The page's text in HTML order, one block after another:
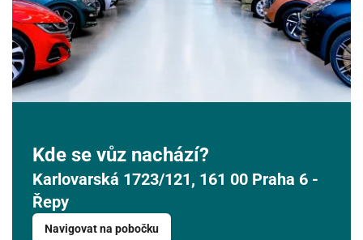
Kde se vůz nachází?
Karlovarská 1723/121, 161 00 Praha 6 -
Řepy
Navigovat na pobočku
24 25 26 28 29 30
31 1 6